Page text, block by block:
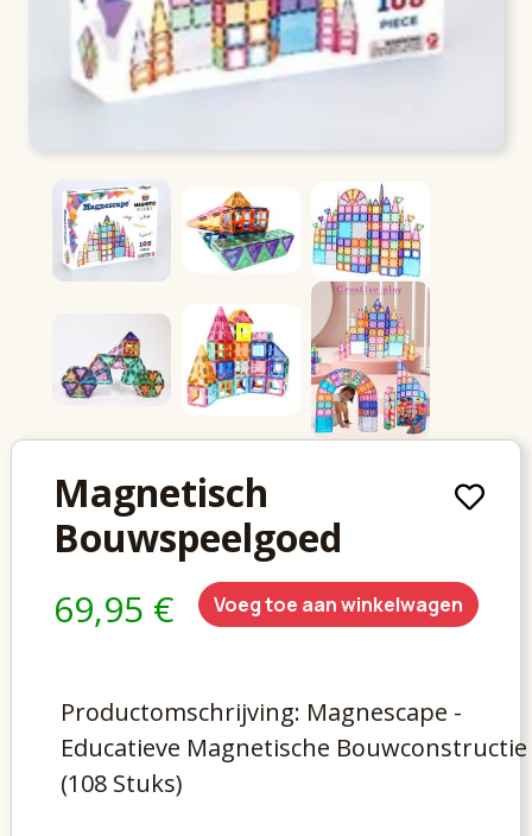
Magnetisch
Bouwspeelgoed
69,95 € Voeg toe aan winkelwagen
Productomschrijving: Magnescape -
Educatieve Magnetische Bouwconstructie
(108 Stuks)